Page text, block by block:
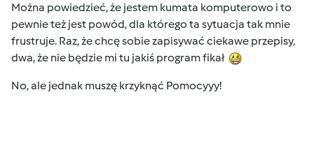
Można powiedzieć, że jestem kumata komputerowo i to
pewnie też jest powód, dla którego ta sytuacja tak mnie
frustruje. Raz, że chcę sobie zapisywać ciekawe przepisy,
dwa, że nie będzie mi tu jakiś program fikał
No, ale jednak muszę krzyknąć Pomocyyy!